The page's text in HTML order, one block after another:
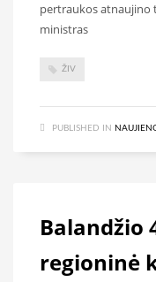
pertraukos atnaujino
ministras
ŽIV
PUBLISHED IN
Balandžio
regioninė